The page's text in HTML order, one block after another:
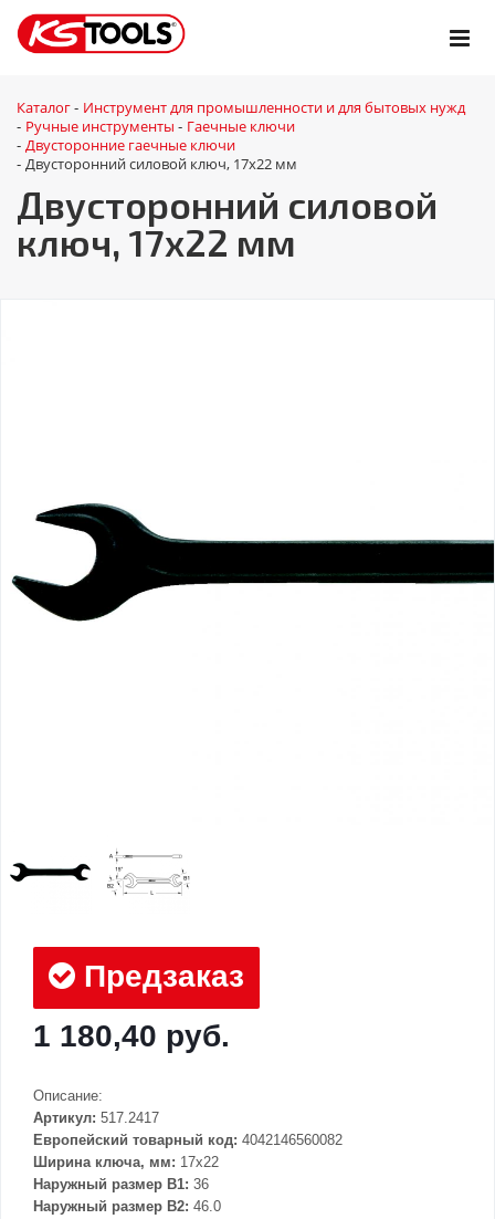
Каталог - Инструмент для промышленности и для бытовых нужд
- Ручные инструменты - Гаечные ключи
- Двусторонние гаечные ключи
- Двусторонний силовой ключ, 17x22 мм
Двусторонний силовой
ключ, 17x22 мм
Предзаказ
1 180,40 руб.
Описание:
Артикул: 517.2417
Европейский товарный код: 4042146560082
Ширина ключа, мм: 17x22
Наружный размер В1: 36
Наружный размер В2: 46.0